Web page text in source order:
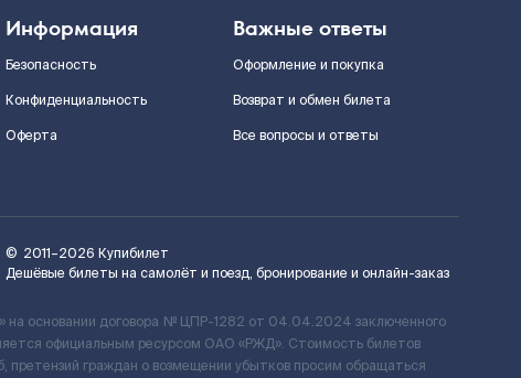
Информация
Безопасность
Конфиденциальность
Оферта
Важные ответы
Оформление и покупка
Возврат и обмен билета
Все вопросы и ответы
© 2011–2026 Купибилет
Дешёвые билеты на самолёт и поезд, бронирование и онлайн-заказ
основании договора № ЦПР-1282 от 04.04.2024 заключенного
официальным ресурсом ОАО «РЖД». Стоимость билетов
претензий граждан о возмещении убытков просим обращаться